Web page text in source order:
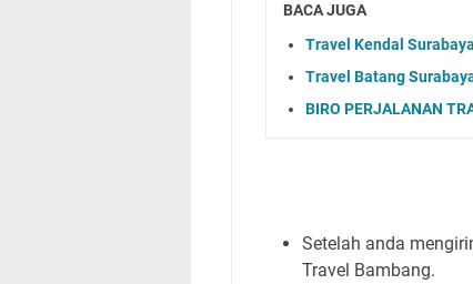
BACA JUGA
Travel Kendal
Travel Batang
BIRO PERJALANAN
Setelah anda
Travel Bambang.